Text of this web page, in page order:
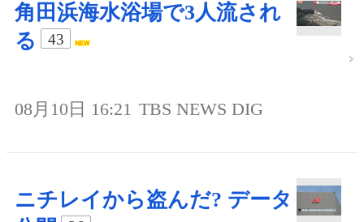
角田浜海水浴場で3人流され
る
43
08月10日 16:21 TBS NEWS DIG
ニチレイから盗んだ? データ